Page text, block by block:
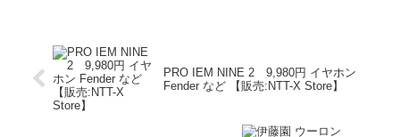
PRO IEM NINE 2 9,980円 イヤホン
Fender など 【販売:NTT-X Store】